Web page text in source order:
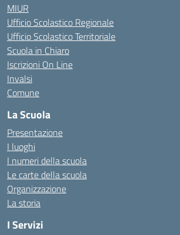
MIUR
Ufficio Scolastico Regionale
Ufficio Scolastico Territoriale
Scuola in Chiaro
Iscrizioni On Line
Invalsi
Comune
La Scuola
Presentazione
I luoghi
I numeri della scuola
Le carte della scuola
Organizzazione
La storia
I Servizi